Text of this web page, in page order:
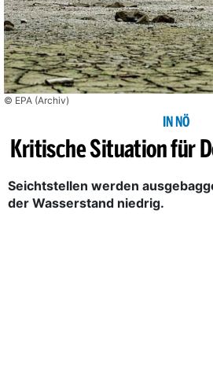
© EPA (Archiv)
IN NÖ
Kritische Situation für
Seichtstellen werden
der Wasserstand niedrig.